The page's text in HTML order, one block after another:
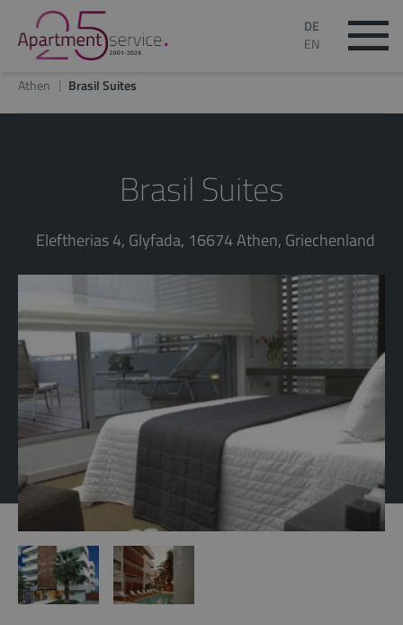
DE
EN
Athen Brasil Suites
Brasil Suites
Eleftherias 4, Glyfada, 16674 Athen, Griechenland